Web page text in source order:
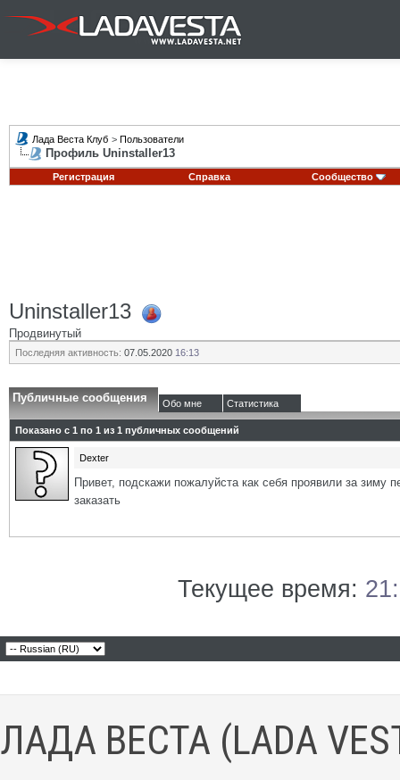
Лада Веста Клуб > Пользователи
Профиль Uninstaller13
Регистрация Справка Сообщество
Uninstaller13
Продвинутый
Последняя активность: 07.05.2020 16:13
Публичные сообщения Обо мне Статистика
Показано с 1 по 1 из 1 публичных сообщений
Dexter
Привет, подскажи пожалуйста как себя проявили за зиму
заказать
Текущее время:
ЛАДА ВЕСТА (LADA